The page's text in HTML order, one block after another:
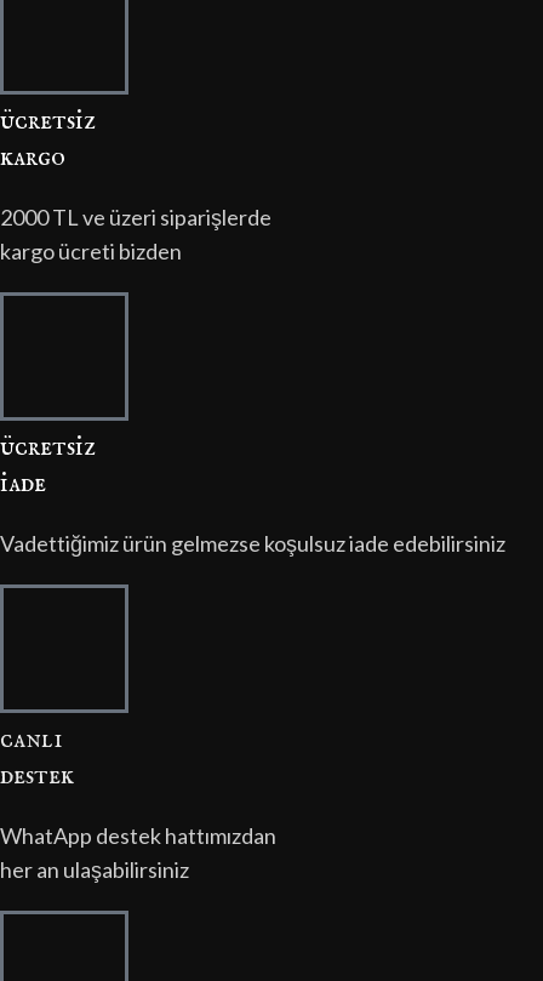
ücretsi̇z
kargo
2000 TL ve üzeri siparişlerde
kargo ücreti bizden
ücretsi̇z
i̇ade
Vadettiğimiz ürün gelmezse koşulsuz iade edebilirsiniz
canli
destek
WhatApp destek hattımızdan
her an ulaşabilirsiniz